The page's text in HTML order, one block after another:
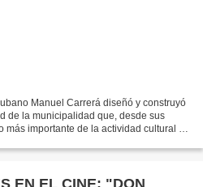
Manuel Carrerá diseñó y construyó
de la municipalidad que, desde sus
importante de la actividad cultural de
EN EL CINE: "DON